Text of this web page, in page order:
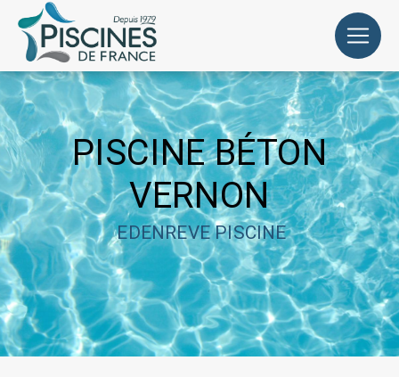
PISCINE BÉTON
VERNON
EDENREVE PISCINE
Panneau de gestion des cookies